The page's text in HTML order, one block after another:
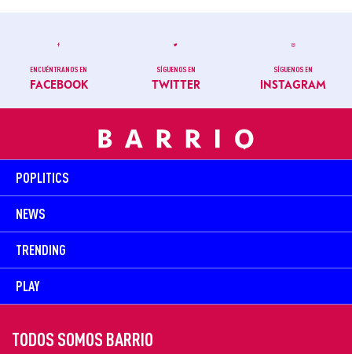
ENCUÉNTRANOS EN
FACEBOOK
SÍGUENOS EN
TWITTER
SÍGUENOS EN
INSTAGRAM
POPLITICS
NEWS
TRENDING
PLAY
TODOS SOMOS BARRIO